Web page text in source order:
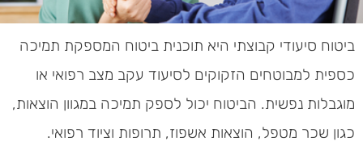
ביטוח סיעודי קבוצתי היא תוכנית ביטוח המספקת תמיכה
כספית למבוטחים הזקוקים לסיעוד עקב מצב רפואי או
מוגבלות נפשית. הביטוח יכול לספק תמיכה במגוון הוצאות,
כגון שכר מטפל, הוצאות אשפוז, תרופות וציוד רפואי.